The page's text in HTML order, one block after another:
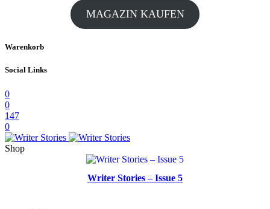
MAGAZIN KAUFEN
Warenkorb
Social Links
0
0
147
0
Shop
Writer Stories – Issue 5